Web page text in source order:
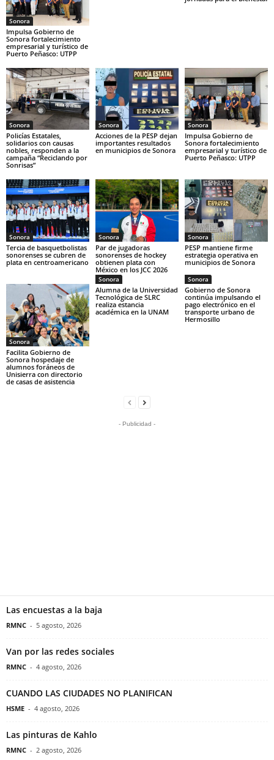
Sonora
Impulsa Gobierno de
Sonora fortalecimiento
empresarial y turístico de
Puerto Peñasco: UTPP
Sonora
Policías Estatales,
solidarios con causas
nobles, responden a la
campaña “Reciclando por
Sonrisas”
Sonora
Acciones de la PESP dejan
importantes resultados
en municipios de Sonora
Sonora
Impulsa Gobierno de
Sonora fortalecimiento
empresarial y turístico de
Puerto Peñasco: UTPP
Sonora
Tercia de basquetbolistas
sonorenses se cubren de
plata en centroamericano
Sonora
Par de jugadoras
sonorenses de hockey
obtienen plata con
México en los JCC 2026
Sonora
PESP mantiene firme
estrategia operativa en
municipios de Sonora
Sonora
Facilita Gobierno de
Sonora hospedaje de
alumnos foráneos de
Unisierra con directorio
de casas de asistencia
Sonora
Alumna de la Universidad
Tecnológica de SLRC
realiza estancia
académica en la UNAM
Sonora
Gobierno de Sonora
continúa impulsando el
pago electrónico en el
transporte urbano de
Hermosillo
- Publicidad -
Las encuestas a la baja
RMNC - 5 agosto, 2026
Van por las redes sociales
RMNC - 4 agosto, 2026
CUANDO LAS CIUDADES NO PLANIFICAN
HSME - 4 agosto, 2026
Las pinturas de Kahlo
RMNC - 2 agosto, 2026